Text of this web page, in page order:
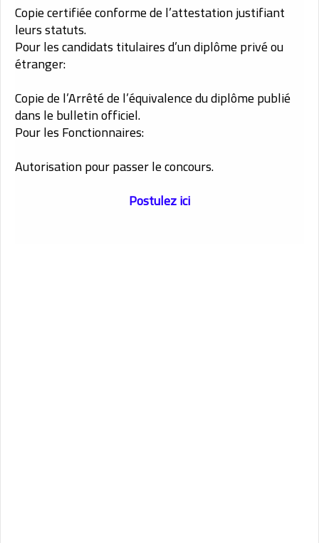
Copie certifiée conforme de l’attestation justifiant
leurs statuts.
Pour les candidats titulaires d’un diplôme privé ou
étranger:
Copie de l’Arrêté de l’équivalence du diplôme publié
dans le bulletin officiel.
Pour les Fonctionnaires:
Autorisation pour passer le concours.
Postulez ici